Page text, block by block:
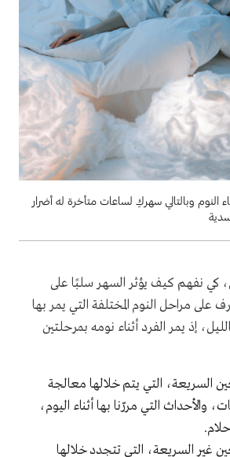
النوم وبالتالي سهركِ لساعات متأخرة له أضرار
كي نفهم كيف يؤثر السهر سلبًا على
على مراحل النوم المختلفة التي يمر بها
إذ يمر الفرد أثناء نومه بمرحلتين
السريعة، التي يتم خلالها معالجة
والأحداث التي مررّنا بها أثناء اليوم،
غير السريعة، التي تتجدد خلالها